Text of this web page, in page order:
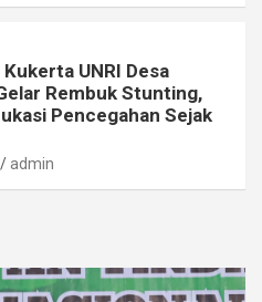
UNRI Desa
Rembuk Stunting,
Pencegahan Sejak
admin